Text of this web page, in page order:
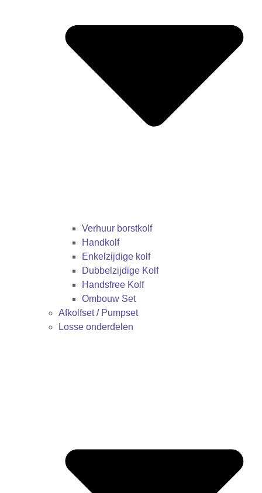
Verhuur borstkolf
Handkolf
Enkelzijdige kolf
Dubbelzijdige Kolf
Handsfree Kolf
Ombouw Set
Afkolfset / Pumpset
Losse onderdelen